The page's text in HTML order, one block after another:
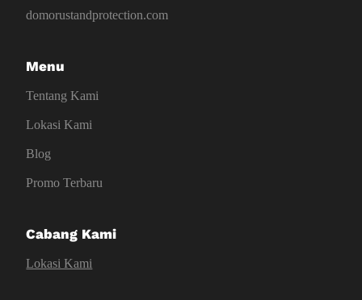
domorustandprotection.com
Menu
Tentang Kami
Lokasi Kami
Blog
Promo Terbaru
Cabang Kami
Lokasi Kami